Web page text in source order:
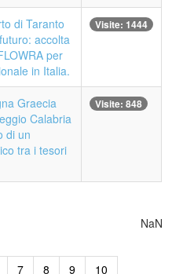
di Taranto
accolta
per
in Italia.
Visite: 1444
Graecia
Calabria
di un
tra i tesori
Visite: 848
NaN
7 8 9
10